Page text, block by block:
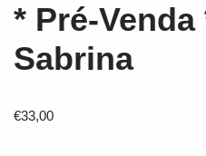
* Pré-Venda
Sabrina
€33,00